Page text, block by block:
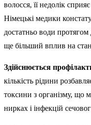
волосся, її недолік
Німецькі медики
достатньо води протягом
ще більший вплив на
Здійснюється
кількість рідини
токсини з організму, що
нирках і інфекцій